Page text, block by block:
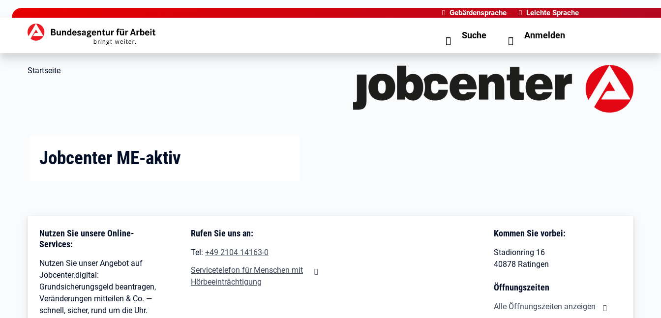
zu den Hauptinhalten springen
Gebärdensprache Leichte Sprache
Hauptnavigation Suche Anmelden
Startseite
Jobcenter ME-aktiv
Nutzen Sie unsere Online-
Services:
Nutzen Sie unser Angebot auf
Jobcenter.digital:
Grundsicherungsgeld beantragen,
Veränderungen mitteilen & Co. —
schnell, sicher, rund um die Uhr.
Rufen Sie uns an:
Tel: +49 2104 14163-0
Servicetelefon für Menschen mit
Hörbeeinträchtigung
Kommen Sie vorbei:
Stadionring 16
40878 Ratingen
Öffnungszeiten
Alle Öffnungszeiten anzeigen